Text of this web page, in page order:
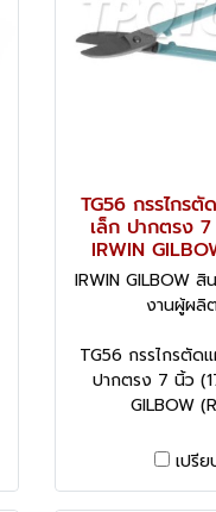
TG56 กรรไกรตั
เล็ก ปากตรง
IRWIN
IRWIN GILBOW สิ
งานผู้ผลิ
TG56 กรรไกรตัด
ปากตรง 7 นิ้ว
GILBOW
เปรี